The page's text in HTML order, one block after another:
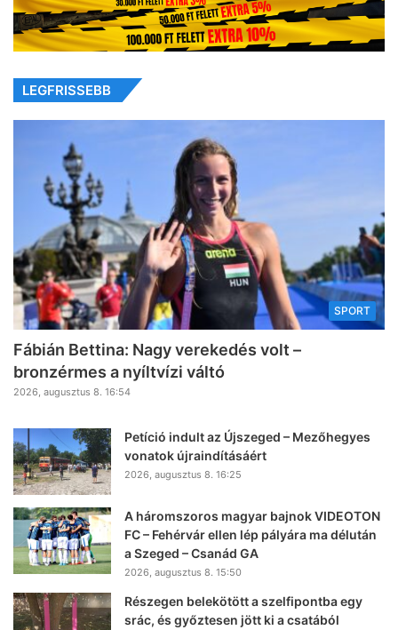
LEGFRISSEBB
SPORT
Fábián Bettina: Nagy verekedés volt –
bronzérmes a nyíltvízi váltó
2026, augusztus 8. 16:54
Petíció indult az Újszeged – Mezőhegyes
vonatok újraindításáért
2026, augusztus 8. 16:25
A háromszoros magyar bajnok VIDEOTON
FC – Fehérvár ellen lép pályára ma délután
a Szeged – Csanád GA
2026, augusztus 8. 15:50
Részegen belekötött a szelfipontba egy
srác, és győztesen jött ki a csatából